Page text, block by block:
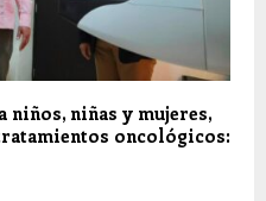
niños, niñas y mujeres,
oncológicos: